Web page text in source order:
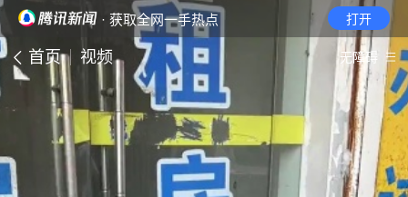
· 获取全网一手热点 打开
首页 视频 无障碍